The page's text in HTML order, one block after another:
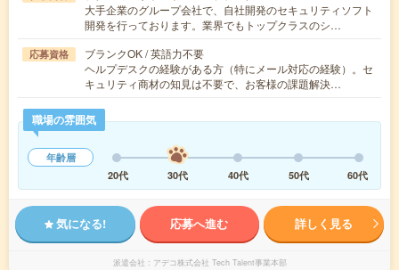
大手企業のグループ会社で、自社開発のセキュリティソフト
開発を行っております。業界でもトップクラスのシ…
応募資格
ブランクOK / 英語力不要
ヘルプデスクの経験がある方（特にメール対応の経験）。セ
キュリティ商材の知見は不要で、お客様の課題解決…
職場の雰囲気
年齢層
20代
30代 40代 50代 60代
気になる! 応募へ進む 詳しく見る
派遣会社 アデコ株式会社 Tech Talent事業本部